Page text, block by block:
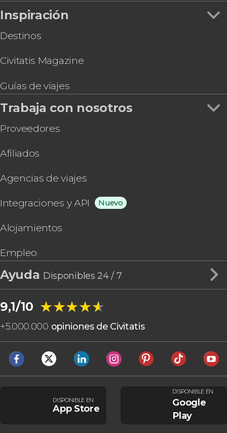
Inspiración
Destinos
Civitatis Magazine
Guías de viajes
Trabaja con nosotros
Proveedores
Afiliados
Agencias de viajes
Integraciones y API Nuevo
Alojamientos
Empleo
Ayuda Disponibles 24 / 7
9,1/10 ★★★★★
★★★★★
+5.000.000 opiniones de Civitatis
DISPONIBLE EN
App Store
DISPONIBLE EN
Google
Play